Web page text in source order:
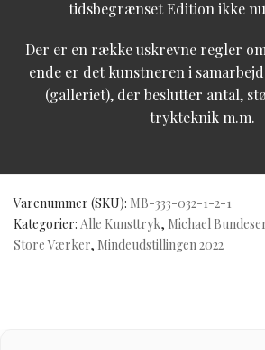
tidsbegrænset Edition ikke
Der er en række uskrevne regler
ende er det kunstneren i
(galleriet), der beslutter antal,
trykteknik m.m.
Varenummer (SKU): MB-333-032-1-2-1
Kategorier: Alle Kunsttryk, Michael
Store Værker, Mindeudstillingen 2022